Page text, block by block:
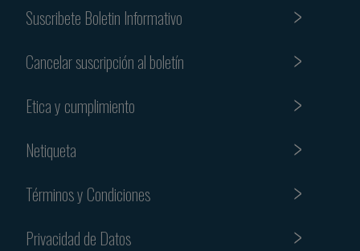
Suscribete Boletin Informativo
Cancelar suscripción al boletín
Etica y cumplimiento
Netiqueta
Términos y Condiciones
Privacidad de Datos